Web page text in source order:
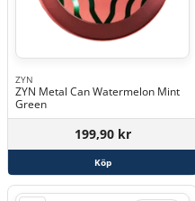
ZYN
ZYN Metal Can Watermelon Mint
Green
199,90 kr
Köp